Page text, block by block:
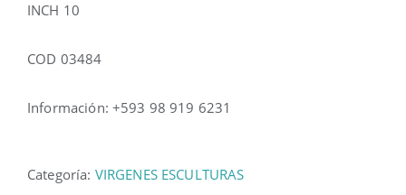
INCH 10
COD 03484
Información: +593 98 919 6231
Categoría: VIRGENES ESCULTURAS